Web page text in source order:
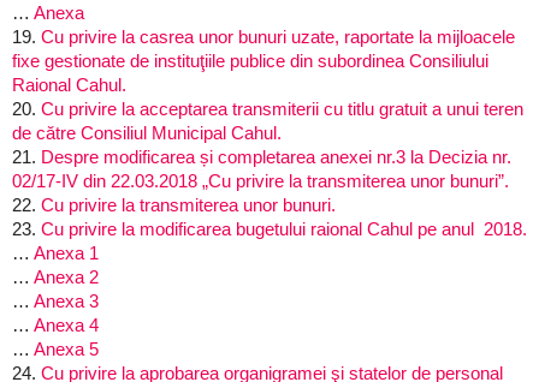
… Anexa
19. Cu privire la casrea unor bunuri uzate, raportate la mijloacele
fixe gestionate de instituţiile publice din subordinea Consiliului
Raional Cahul.
20. Cu privire la acceptarea transmiterii cu titlu gratuit a unui teren
de către Consiliul Municipal Cahul.
21. Despre modificarea și completarea anexei nr.3 la Decizia nr.
02/17-IV din 22.03.2018 „Cu privire la transmiterea unor bunuri”.
22. Cu privire la transmiterea unor bunuri.
23. Cu privire la modificarea bugetului raional Cahul pe anul 2018.
… Anexa 1
… Anexa 2
… Anexa 3
… Anexa 4
… Anexa 5
24. Cu privire la aprobarea organigramei şi statelor de personal